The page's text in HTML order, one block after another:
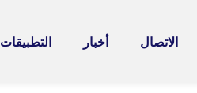
التطبيقات أخبار الاتصال